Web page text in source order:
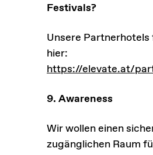
Festivals?
Unsere
hier:
https://elevate.at/
9. Awareness
Wir wollen einen
zugänglichen Raum